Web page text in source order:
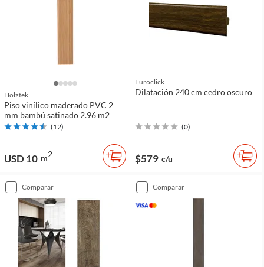
Holztek
Piso vinílico maderado PVC 2
mm bambú satinado 2.96 m2
(12)
USD 10 m2
Euroclick
Dilatación 240 cm cedro oscuro
(0)
$579 c/u
comparar comparar